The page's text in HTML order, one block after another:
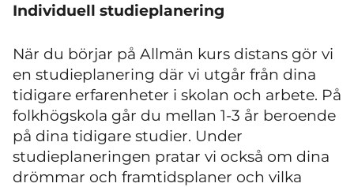
Individuell studieplanering
När du börjar på Allmän kurs distans gör vi
en studieplanering där vi utgår från dina
tidigare erfarenheter i skolan och arbete. På
folkhögskola går du mellan 1-3 år beroende
på dina tidigare studier. Under
studieplaneringen pratar vi också om dina
drömmar och framtidsplaner och vilka